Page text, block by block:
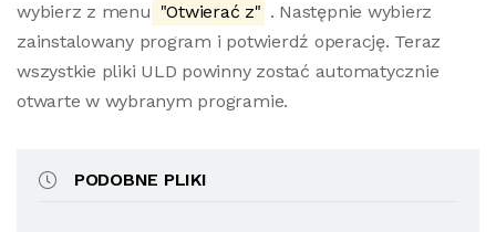
wybierz z menu "Otwierać z" . Następnie wybierz
zainstalowany program i potwierdź operację. Teraz
wszystkie pliki ULD powinny zostać automatycznie
otwarte w wybranym programie.
PODOBNE PLIKI